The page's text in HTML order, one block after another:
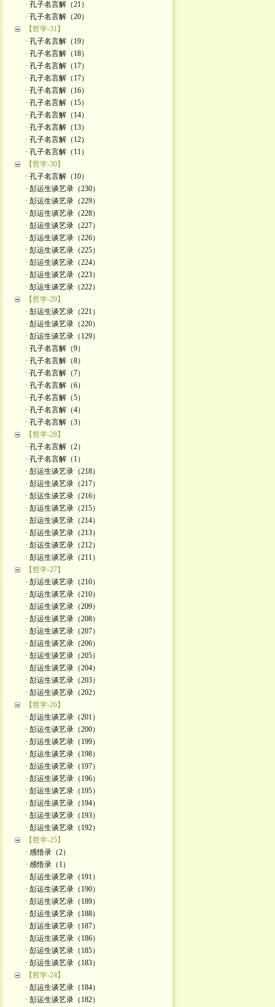
· 孔子名言解（21）
· 孔子名言解（20）
【哲学-31】
· 孔子名言解（19）
· 孔子名言解（18）
· 孔子名言解（17）
· 孔子名言解（17）
· 孔子名言解（16）
· 孔子名言解（15）
· 孔子名言解（14）
· 孔子名言解（13）
· 孔子名言解（12）
· 孔子名言解（11）
【哲学-30】
· 孔子名言解（10）
· 彭运生谈艺录（230）
· 彭运生谈艺录（229）
· 彭运生谈艺录（228）
· 彭运生谈艺录（227）
· 彭运生谈艺录（226）
· 彭运生谈艺录（225）
· 彭运生谈艺录（224）
· 彭运生谈艺录（223）
· 彭运生谈艺录（222）
【哲学-29】
· 彭运生谈艺录（221）
· 彭运生谈艺录（220）
· 彭运生谈艺录（129）
· 孔子名言解（9）
· 孔子名言解（8）
· 孔子名言解（7）
· 孔子名言解（6）
· 孔子名言解（5）
· 孔子名言解（4）
· 孔子名言解（3）
【哲学-28】
· 孔子名言解（2）
· 孔子名言解（1）
· 彭运生谈艺录（218）
· 彭运生谈艺录（217）
· 彭运生谈艺录（216）
· 彭运生谈艺录（215）
· 彭运生谈艺录（214）
· 彭运生谈艺录（213）
· 彭运生谈艺录（212）
· 彭运生谈艺录（211）
【哲学-27】
· 彭运生谈艺录（210）
· 彭运生谈艺录（210）
· 彭运生谈艺录（209）
· 彭运生谈艺录（208）
· 彭运生谈艺录（207）
· 彭运生谈艺录（206）
· 彭运生谈艺录（205）
· 彭运生谈艺录（204）
· 彭运生谈艺录（203）
· 彭运生谈艺录（202）
【哲学-26】
· 彭运生谈艺录（201）
· 彭运生谈艺录（200）
· 彭运生谈艺录（199）
· 彭运生谈艺录（198）
· 彭运生谈艺录（197）
· 彭运生谈艺录（196）
· 彭运生谈艺录（195）
· 彭运生谈艺录（194）
· 彭运生谈艺录（193）
· 彭运生谈艺录（192）
【哲学-25】
· 感悟录（2）
· 感悟录（1）
· 彭运生谈艺录（191）
· 彭运生谈艺录（190）
· 彭运生谈艺录（189）
· 彭运生谈艺录（188）
· 彭运生谈艺录（187）
· 彭运生谈艺录（186）
· 彭运生谈艺录（185）
· 彭运生谈艺录（183）
【哲学-24】
· 彭运生谈艺录（184）
· 彭运生谈艺录（182）